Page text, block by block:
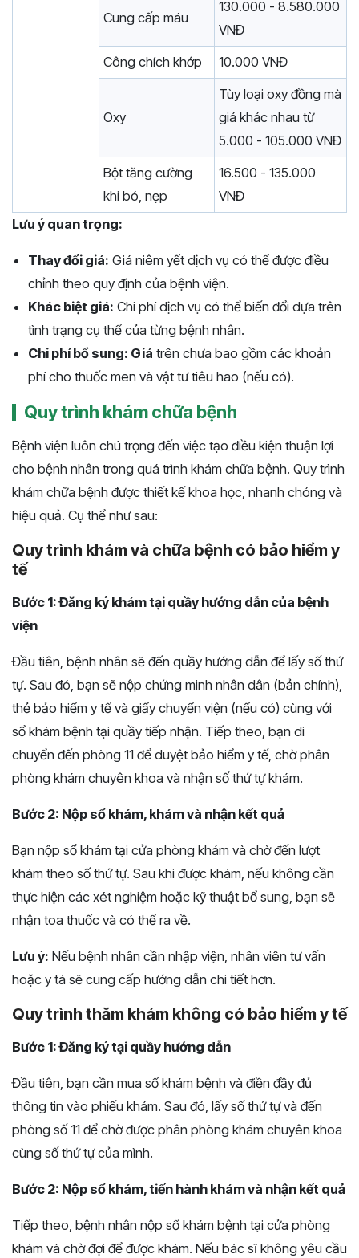
Cung cấp máu
130.000 - 8.580.000
VNĐ
Công chích khớp
10.000 VNĐ
Oxy
Tùy loại oxy đồng mà
giá khác nhau từ
5.000 - 105.000 VNĐ
Bột tăng cường
khi bó, nẹp
16.500 - 135.000
VNĐ
Lưu ý quan trọng:
Thay đổi giá: Giá niêm yết dịch vụ có thể được điều
chỉnh theo quy định của bệnh viện.
Khác biệt giá: Chi phí dịch vụ có thể biến đổi dựa trên
tình trạng cụ thể của từng bệnh nhân.
Chi phí bổ sung: Giá trên chưa bao gồm các khoản
phí cho thuốc men và vật tư tiêu hao (nếu có).
Quy trình khám chữa bệnh
Bệnh viện luôn chú trọng đến việc tạo điều kiện thuận lợi
cho bệnh nhân trong quá trình khám chữa bệnh. Quy trình
khám chữa bệnh được thiết kế khoa học, nhanh chóng và
hiệu quả. Cụ thể như sau:
Quy trình khám và chữa bệnh có bảo hiểm y
tế
Bước 1: Đăng ký khám tại quầy hướng dẫn của bệnh
viện
Đầu tiên, bệnh nhân sẽ đến quầy hướng dẫn để lấy số thứ
tự. Sau đó, bạn sẽ nộp chứng minh nhân dân (bản chính),
thẻ bảo hiểm y tế và giấy chuyển viện (nếu có) cùng với
sổ khám bệnh tại quầy tiếp nhận. Tiếp theo, bạn di
chuyển đến phòng 11 để duyệt bảo hiểm y tế, chờ phân
phòng khám chuyên khoa và nhận số thứ tự khám.
Bước 2: Nộp sổ khám, khám và nhận kết quả
Bạn nộp sổ khám tại cửa phòng khám và chờ đến lượt
khám theo số thứ tự. Sau khi được khám, nếu không cần
thực hiện các xét nghiệm hoặc kỹ thuật bổ sung, bạn sẽ
nhận toa thuốc và có thể ra về.
Lưu ý: Nếu bệnh nhân cần nhập viện, nhân viên tư vấn
hoặc y tá sẽ cung cấp hướng dẫn chi tiết hơn.
Quy trình thăm khám không có bảo hiểm y tế
Bước 1: Đăng ký tại quầy hướng dẫn
Đầu tiên, bạn cần mua sổ khám bệnh và điền đầy đủ
thông tin vào phiếu khám. Sau đó, lấy số thứ tự và đến
phòng số 11 để chờ được phân phòng khám chuyên khoa
cùng số thứ tự của mình.
Bước 2: Nộp sổ khám, tiến hành khám và nhận kết quả
Tiếp theo, bệnh nhân nộp sổ khám bệnh tại cửa phòng
khám và chờ đợi để được khám. Nếu bác sĩ không yêu cầu